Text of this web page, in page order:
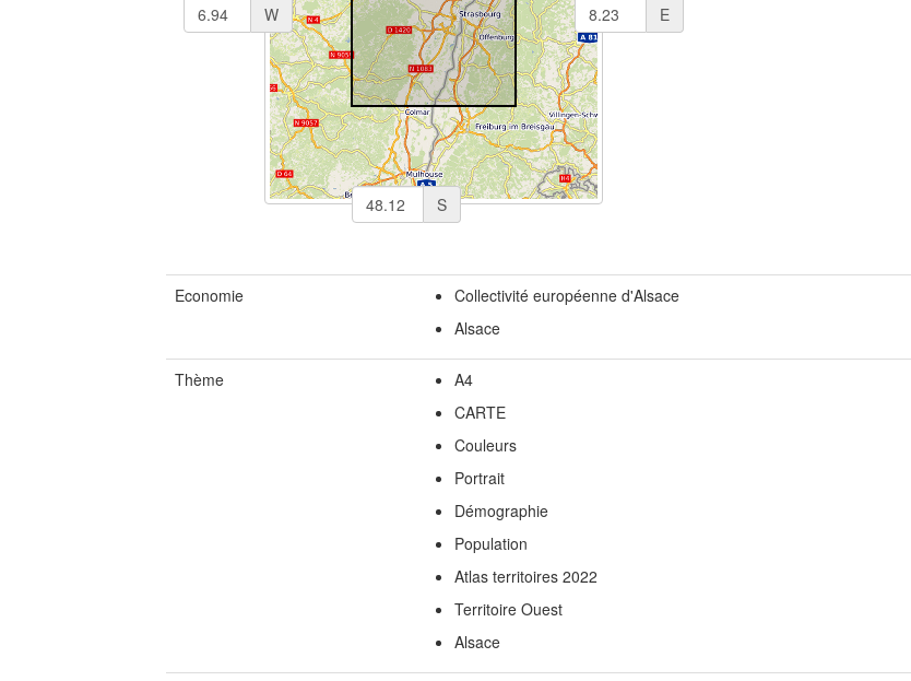
S
E
W
Economie
Collectivité européenne d'Alsace
Alsace
Thème
A4
CARTE
Couleurs
Portrait
Démographie
Population
Atlas territoires 2022
Territoire Ouest
Alsace